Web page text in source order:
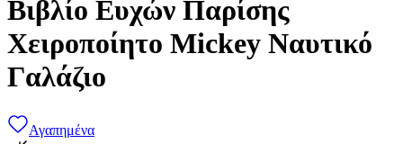
Βιβλίο Ευχών Παρίσης
Χειροποίητο Mickey Ναυτικό
Γαλάζιο
Αγαπημένα